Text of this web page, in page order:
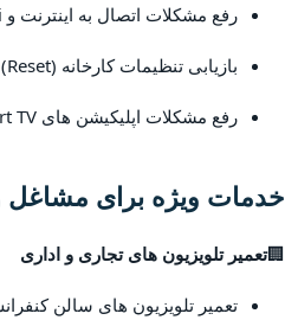
رفع مشکلات اتصال به اینترنت و WiFi
بازیابی تنظیمات کارخانه (Reset)
رفع مشکلات اپلیکیشن های Smart TV
خدمات ویژه برای مشاغل
🏢تعمیر تلویزیون های تجاری و اداری
تعمیر تلویزیون های سالن